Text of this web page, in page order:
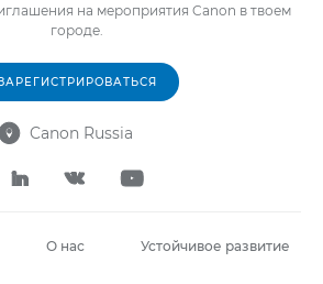
на мероприятия Canon в твоем
городе.
 Canon Russia
  
О нас Устойчивое развитие